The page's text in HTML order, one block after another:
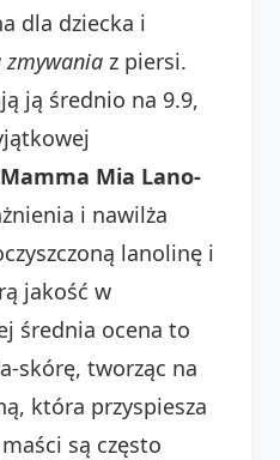
dla dziecka i
zmywania z piersi.
ją średnio na 9.9,
Mia Lano-
i nawilża
lanolinę i
jakość w
średnia ocena to
skórę, tworząc na
która przyspiesza
są często